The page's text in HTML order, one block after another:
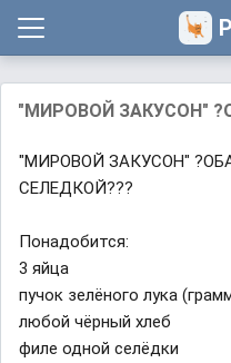
"МИРОВОЙ ЗАКУСОН"
"МИРОВОЙ ЗАКУСОН"
СЕЛЕДКОЙ???
Понадобится:
3 яйца
пучок зелёного лука
любой чёрный хлеб
филе одной селёдки